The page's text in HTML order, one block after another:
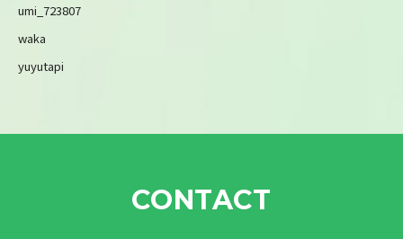
umi_723807
waka
yuyutapi
CONTACT